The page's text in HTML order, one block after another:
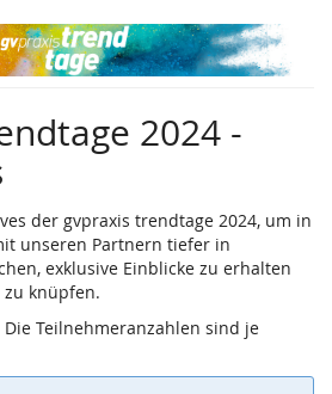
2024 -
der gvpraxis trendtage 2024, um in
unseren Partnern tiefer in
exklusive Einblicke zu erhalten
knüpfen.
Teilnehmeranzahlen sind je